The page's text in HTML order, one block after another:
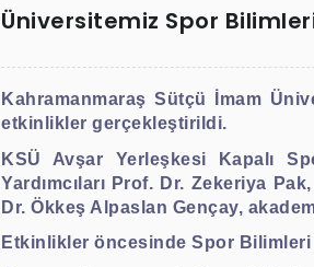
Üniversitemiz Spor
Kahramanmaraş Sütçü İmam
etkinlikler gerçekleştirildi.
KSÜ Avşar Yerleşkesi Kapalı
Yardımcıları Prof. Dr. Zekeriya
Dr. Ökkeş Alpaslan Gençay,
Etkinlikler öncesinde Spor